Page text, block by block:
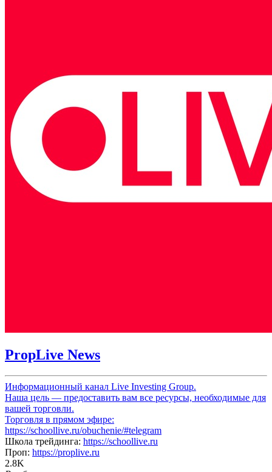
PropLive News
Информационный канал Live Investing Group.
Наша цель — предоставить вам все ресурсы, необходимые для
вашей торговли.
Торговля в прямом эфире:
https://schoollive.ru/obuchenie/#telegram
Школа трейдинга: https://schoollive.ru
Проп: https://proplive.ru
2.8K